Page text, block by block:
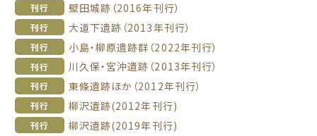
刊行 壁田城跡（2016年刊行）
刊行 大道下遺跡（2013年刊行）
刊行 小島・柳原遺跡群（2022年刊行）
刊行 川久保・宮沖遺跡（2013年刊行）
刊行 東條遺跡ほか（2012年刊行）
刊行 柳沢遺跡(2012年刊行)
刊行 柳沢遺跡(2019年刊行)